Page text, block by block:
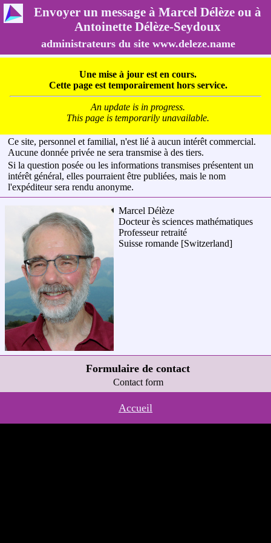
Envoyer un message à Marcel Délèze ou à
Antoinette Délèze-Seydoux
administrateurs du site www.deleze.name
Une mise à jour est en cours.
Cette page est temporairement hors service.
An update is in progress.
This page is temporarily unavailable.
Ce site, personnel et familial, n'est lié à aucun intérêt commercial.
Aucune donnée privée ne sera transmise à des tiers.
Si la question posée ou les informations transmises présentent un
intérêt général, elles pourraient être publiées, mais le nom
l'expéditeur sera rendu anonyme.
Marcel Délèze
Docteur ès sciences mathématiques
Professeur retraité
Suisse romande [Switzerland]
Formulaire de contact
Contact form
Accueil